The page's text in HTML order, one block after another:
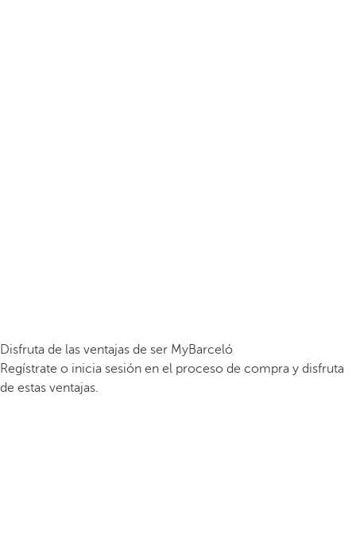
Disfruta de las ventajas de ser MyBarceló
Regístrate o inicia sesión en el proceso de compra y disfruta
de estas ventajas.